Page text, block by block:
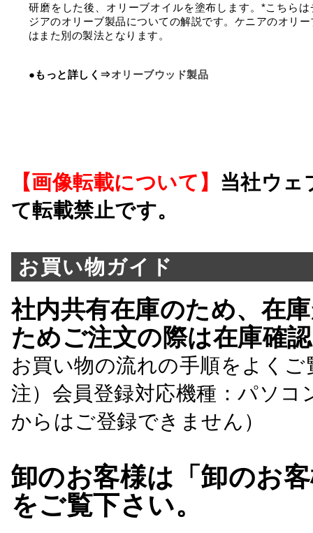
研磨をした後、オリーブオイルを塗布します。*こちらは
ジアのオリーブ製品についての解説です。ケニアのオリ
はまた別の製法となります。
●もっと詳しく⇒オリーブウッド製品
【画像転載について】 当社ウェ
て転載禁止です。
お買い物ガイド
社内共有在庫のため、在
ためご注文の際は在庫確
お買い物の流れの手順をよくご
注）会員登録対応機種：パソ
からはご登録できません）
卸のお客様は「卸のお
をご覧下さい。